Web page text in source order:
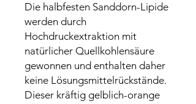
Die halbfesten Sanddorn-Lipide
werden durch
Hochdruckextraktion mit
natürlicher Quellkohlensäure
gewonnen und enthalten daher
keine Lösungsmittelrückstände.
Dieser kräftig gelblich-orange